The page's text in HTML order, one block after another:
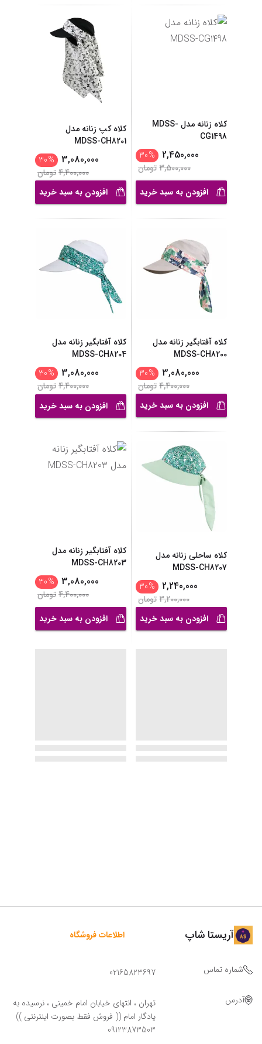
کلاه زنانه مدل MDSS-
CG1498
2,450,000
%
30
3,500,000تومان
افزودن به سبد خرید
کلاه کپ زنانه مدل
MDSS-CH8201
3,080,000
%
30
4,400,000تومان
افزودن به سبد خرید
کلاه آفتابگیر زنانه مدل
MDSS-CH8200
3,080,000
%
30
4,400,000تومان
افزودن به سبد خرید
کلاه آفتابگیر زنانه مدل
MDSS-CH8204
3,080,000
%
30
4,400,000تومان
افزودن به سبد خرید
کلاه ساحلی زنانه مدل
MDSS-CH8207
2,240,000
%
30
3,200,000تومان
افزودن به سبد خرید
کلاه آفتابگیر زنانه مدل
MDSS-CH8203
3,080,000
%
30
4,400,000تومان
افزودن به سبد خرید
آریستا شاپ اطلاعات فروشگاه
شماره تماس 02165823697
آدرس
تهران ، انتهای خیابان امام خمینی ، نرسیده به
یادگار امام (( فروش فقط بصورت اینترنتی ))
09123873503